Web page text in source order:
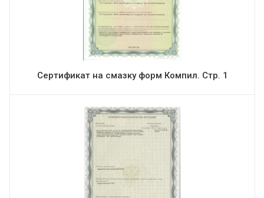
Сертификат на смазку форм Компил. Стр. 1